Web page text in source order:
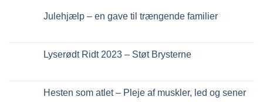
Julehjælp – en gave til trængende familier
Lyserødt Ridt 2023 – Støt Brysterne
Hesten som atlet – Pleje af muskler, led og sener